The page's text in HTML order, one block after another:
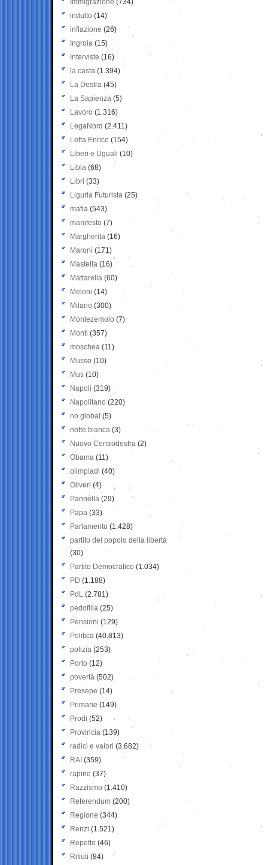
Immigrazione (734)
indulto (14)
inflazione (26)
Ingroia (15)
Interviste (16)
la casta (1.394)
La Destra (45)
La Sapienza (5)
Lavoro (1.316)
LegaNord (2.411)
Letta Enrico (154)
Liberi e Uguali (10)
Libia (68)
Libri (33)
Liguria Futurista (25)
mafia (543)
manifesto (7)
Margherita (16)
Maroni (171)
Mastella (16)
Mattarella (60)
Meloni (14)
Milano (300)
Montezemolo (7)
Monti (357)
moschea (11)
Musso (10)
Muti (10)
Napoli (319)
Napolitano (220)
no global (5)
notte bianca (3)
Nuovo Centrodestra (2)
Obama (11)
olimpiadi (40)
Oliveri (4)
Pannella (29)
Papa (33)
Parlamento (1.428)
partito del popolo della libertà
(30)
Partito Democratico (1.034)
PD (1.188)
PdL (2.781)
pedofilia (25)
Pensioni (129)
Politica (40.813)
polizia (253)
Porto (12)
povertà (502)
Presepe (14)
Primarie (149)
Prodi (52)
Provincia (139)
radici e valori (3.682)
RAI (359)
rapine (37)
Razzismo (1.410)
Referendum (200)
Regione (344)
Renzi (1.521)
Repetto (46)
Rifiuti (84)